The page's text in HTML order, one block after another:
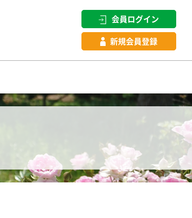
会員ログイン
新規会員登録